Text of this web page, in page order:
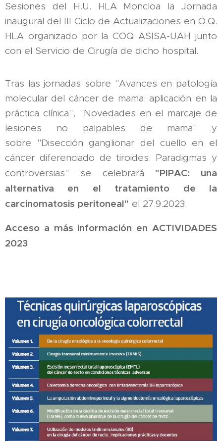
Sesiones del H.U. HLA Moncloa la Jornada
inaugural del III Ciclo de Actualizaciones en O.Q.
HLA organizado por la COQ ASISA-UAH junto
con el Servicio de Cirugía de dicho hospital.
Tras las jornadas sobre "Avances en patología
molecular del cáncer de mama: aplicación en la
práctica clínica", "Novedades en el marcaje de
lesiones no palpables de mama" y
sobre "Disección ganglionar del cuello en el
cáncer diferenciado de tiroides. Paradigmas y
controversias" se celebrará "PIPAC: una
alternativa en el tratamiento de la
carcinomatosis peritoneal" el 27.9.2023.
Acceso a más información en ACTIVIDADES
2023